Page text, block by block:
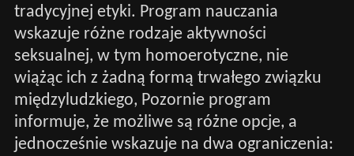
tradycyjnej etyki. Program nauczania
wskazuje różne rodzaje aktywności
seksualnej, w tym homoerotyczne, nie
wiążąc ich z żadną formą trwałego związku
międzyludzkiego, Pozornie program
informuje, że możliwe są różne opcje, a
jednocześnie wskazuje na dwa ograniczenia: